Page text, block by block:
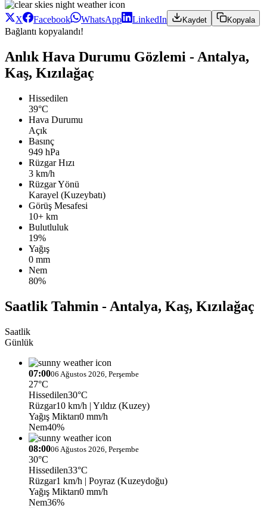
X Facebook WhatsApp LinkedIn Kaydet Kopyala
Bağlantı kopyalandı!
Anlık Hava Durumu Gözlemi - Antalya,
Kaş, Kızılağaç
Hissedilen
39°C
Hava Durumu
Açık
Basınç
949 hPa
Rüzgar Hızı
3 km/h
Rüzgar Yönü
Karayel (Kuzeybatı)
Görüş Mesafesi
10+ km
Bulutluluk
19%
Yağış
0 mm
Nem
80%
Saatlik Tahmin - Antalya, Kaş, Kızılağaç
Saatlik
Günlük
07:0006 Ağustos 2026, Perşembe
27°C
Hissedilen30°C
Rüzgar10 km/h | Yıldız (Kuzey)
Yağış Miktarı0 mm/h
Nem40%
08:0006 Ağustos 2026, Perşembe
30°C
Hissedilen33°C
Rüzgar1 km/h | Poyraz (Kuzeydoğu)
Yağış Miktarı0 mm/h
Nem36%